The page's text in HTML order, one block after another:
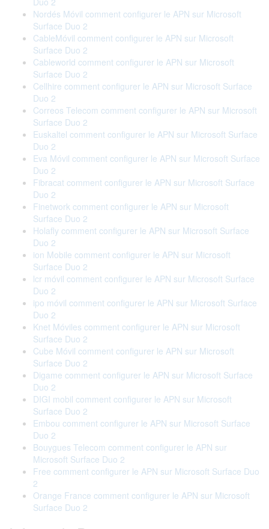
Nordés Móvil comment configurer le APN sur Microsoft
Surface Duo 2
CableMóvil comment configurer le APN sur Microsoft
Surface Duo 2
Cableworld comment configurer le APN sur Microsoft
Surface Duo 2
Cellhire comment configurer le APN sur Microsoft Surface
Duo 2
Correos Telecom comment configurer le APN sur Microsoft
Surface Duo 2
Euskaltel comment configurer le APN sur Microsoft Surface
Duo 2
Eva Móvil comment configurer le APN sur Microsoft Surface
Duo 2
Fibracat comment configurer le APN sur Microsoft Surface
Duo 2
Finetwork comment configurer le APN sur Microsoft
Surface Duo 2
Holafly comment configurer le APN sur Microsoft Surface
Duo 2
ion Mobile comment configurer le APN sur Microsoft
Surface Duo 2
lcr móvil comment configurer le APN sur Microsoft Surface
Duo 2
ipo móvil comment configurer le APN sur Microsoft Surface
Duo 2
Knet Móviles comment configurer le APN sur Microsoft
Surface Duo 2
Cube Móvil comment configurer le APN sur Microsoft
Surface Duo 2
Digame comment configurer le APN sur Microsoft Surface
Duo 2
DIGI mobil comment configurer le APN sur Microsoft
Surface Duo 2
Embou comment configurer le APN sur Microsoft Surface
Duo 2
Bouygues Telecom comment configurer le APN sur
Microsoft Surface Duo 2
Free comment configurer le APN sur Microsoft Surface Duo
2
Orange France comment configurer le APN sur Microsoft
Surface Duo 2